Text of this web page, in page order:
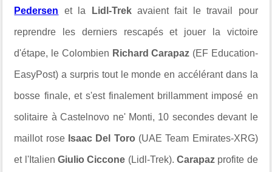
Pedersen et la Lidl-Trekavaient fait le travail pour
reprendre les derniers rescapés et jouer la victoire
d'étape, le Colombien Richard Carapaz (EF Education-
EasyPost) a surpris tout le monde en accélérant dans la
bosse finale, et s'est finalement brillamment imposé en
solitaire àCastelnovo ne' Monti, 10 secondes devant le
maillot rose Isaac Del Toro (UAE Team Emirates-XRG)
et l'ItalienGiulio Ciccone (Lidl-Trek). Carapaz profite de